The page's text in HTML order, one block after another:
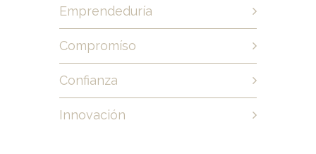
Emprendeduría
Compromíso
Confianza
Innovación